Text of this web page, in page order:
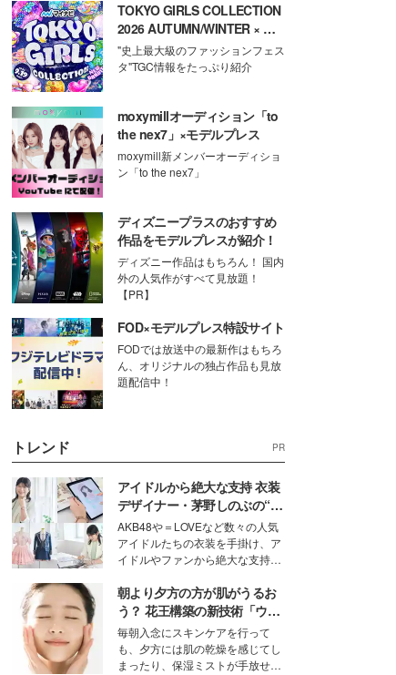
TOKYO GIRLS COLLECTION
2026 AUTUMN/WINTER × モ
デルプレス
"史上最大級のファッションフェス
タ"TGC情報をたっぷり紹介
moxymillオーディション「to
the nex7」×モデルプレス
moxymill新メンバーオーディショ
ン「to the nex7」
ディズニープラスのおすすめ
作品をモデルプレスが紹介！
ディズニー作品はもちろん！ 国内
外の人気作がすべて見放題！
【PR】
FOD×モデルプレス特設サイト
FODでは放送中の最新作はもちろ
ん、オリジナルの独占作品も見放
題配信中！
トレンド PR
アイドルから絶大な支持 衣装
デザイナー・茅野しのぶの“可
愛い”を作る美学＜「シチズン
クロスシー」インタビュー＞
AKB48や＝LOVEなど数々の人気
アイドルたちの衣装を手掛け、ア
イドルやファンから絶大な支持を
取締役兼クリエイティブディレク
ター・茅野しのぶ。一人ひとりの
個性に寄り添い、魅力を引き出す
衣装作りは、多くの女性たちに勇
気と自信を与え続けている。
朝より夕方の方が肌がうるお
う？ 花王構築の新技術「ウォ
ーターキャプチャリングスキ
ン（捕水肌）」がスキンケア
の常識を変える予感
毎朝入念にスキンケアを行って
も、夕方には肌の乾燥を感じてし
まったり、保湿ミストが手放せな